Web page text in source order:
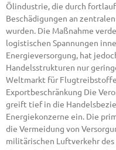
Ölindustrie, die durch
Beschädigungen an
wurden. Die Maßnahme
logistischen Spannungen
Energieversorgung, hat
Handelsstrukturen nur
Weltmarkt für
Exportbeschränkung Die
greift tief in die
Energiekonzerne ein. Die
die Vermeidung von
militärischen Luftverkehr